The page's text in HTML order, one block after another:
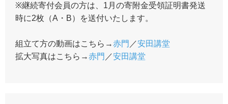
※継続寄付会員の方は、1月の寄附金受領証明書発送
時に2枚（A・B）を送付いたします。
組立て方の動画はこちら→赤門 ／安田講堂
拡大写真はこちら→赤門 ／安田講堂